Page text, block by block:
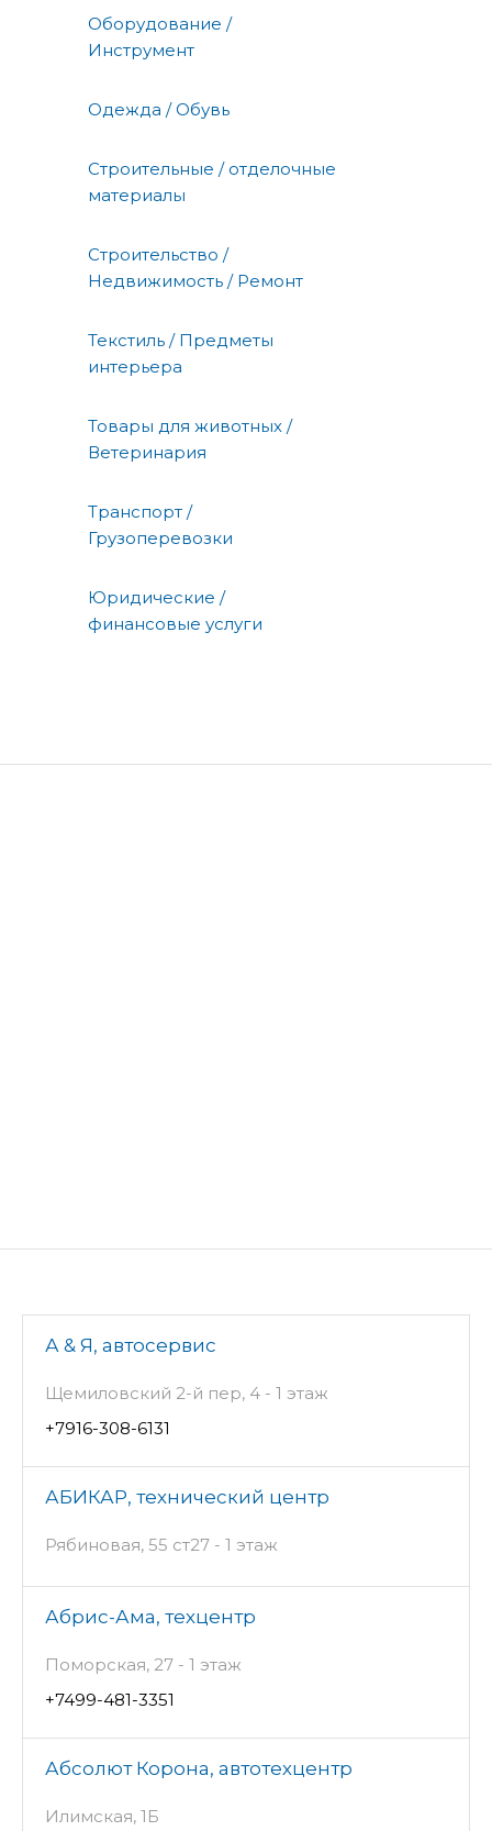
Оборудование /
Инструмент
Одежда / Обувь
Строительные / отделочные
материалы
Строительство /
Недвижимость / Ремонт
Текстиль / Предметы
интерьера
Товары для животных /
Ветеринария
Транспорт /
Грузоперевозки
Юридические /
финансовые услуги
А & Я, автосервис
Щемиловский 2-й пер, 4 - 1 этаж
+7916-308-6131
АБИКАР, технический центр
Рябиновая, 55 ст27 - 1 этаж
Абрис-Ама, техцентр
Поморская, 27 - 1 этаж
+7499-481-3351
Абсолют Корона, автотехцентр
Илимская, 1Б